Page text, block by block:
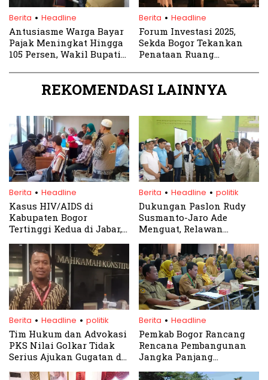
Berita . Headline
Antusiasme Warga Bayar
Pajak Meningkat Hingga
105 Persen, Wakil Bupati
Pelayanan Samsat
Cibinong
Berita . Headline
Forum Investasi 2025,
Sekda Bogor Tekankan
Penataan Ruang
REKOMENDASI LAINNYA
Berita . Headline
Kasus HIV/AIDS di
Kabupaten Bogor
Tertinggi Kedua di Jabar,
Sosialisasi
Berita . Headline . politik
Dukungan Paslon Rudy
Susmanto-Jaro Ade
Menguat, Relawan
Persen Suara di Dapil 3
Berita . Headline . politik
Tim Hukum dan Advokasi
PKS Nilai Golkar Tidak
Serius Ajukan Gugatan di
Berita . Headline
Pemkab Bogor Rancang
Rencana Pembangunan
Jangka Panjang